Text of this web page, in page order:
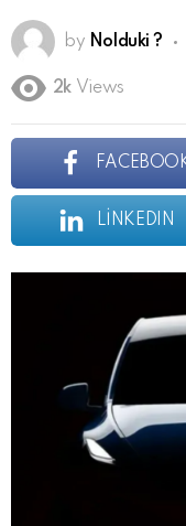
by Nolduki ?
2k Views
LINKEDIN